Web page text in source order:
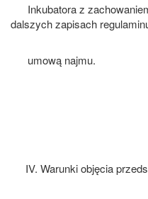
Inkubatora z
dalszych zapisach
umową najmu.
IV. Warunki objęcia